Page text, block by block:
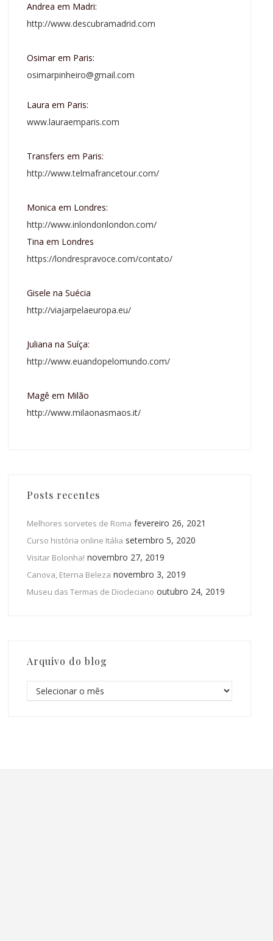
Andrea em Madri:
http://www.descubramadrid.com
Osimar em Paris:
osimarpinheiro@gmail.com
Laura em Paris:
www.lauraemparis.com
Transfers em Paris:
http://www.telmafrancetour.com/
Monica em Londres:
http://www.inlondonlondon.com/
Tina em Londres
https://londrespravoce.com/contato/
Gisele na Suécia
http://viajarpelaeuropa.eu/
Juliana na Suíça:
http://www.euandopelomundo.com/
Magê em Milão
http://www.milaonasmaos.it/
Posts recentes
Melhores sorvetes de Roma fevereiro 26, 2021
Curso história online Itália setembro 5, 2020
Visitar Bolonha! novembro 27, 2019
Canova, Eterna Beleza novembro 3, 2019
Museu das Termas de Diocleciano outubro 24, 2019
Arquivo do blog